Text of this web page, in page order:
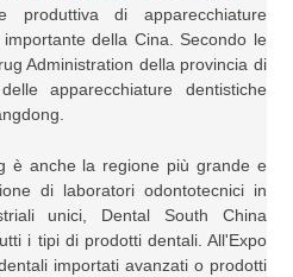
di apparecchiature
della Cina. Secondo le
Administration della provincia di
apparecchiature dentistiche
è anche la regione più grande e
di laboratori odontotecnici in
unici, Dental South China
i tipi di prodotti dentali. All'Expo
importati avanzati o prodotti